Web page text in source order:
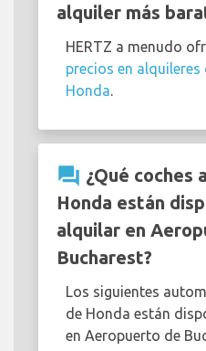
alquiler más
HERTZ a menudo
precios en
Honda
question_answer ¿Qué coches
Honda están
alquilar en
Bucharest?
Los siguientes
de Honda están
en Aeropuerto de